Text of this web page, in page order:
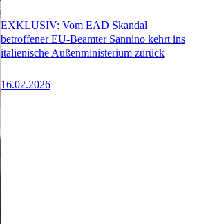
EXKLUSIV: Vom EAD Skandal
betroffener EU-Beamter Sannino kehrt ins
italienische Außenministerium zurück
16.02.2026